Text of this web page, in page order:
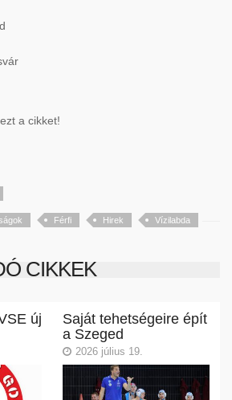
a cikket!
Férfi Hirek Vízilabda
CIKKEK
új
Saját tehetségeire épít
a Szeged
2026 július 19.